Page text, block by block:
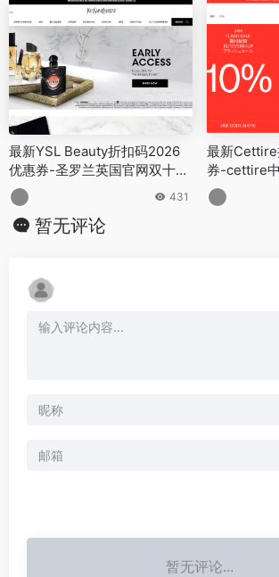
最新YSL Beauty折扣码2026
优惠券-圣罗兰英国官网双十一
全场无门槛享7.5折
431
最新
券-cettire
时24小时
卖
暂无评论
暂无评论...